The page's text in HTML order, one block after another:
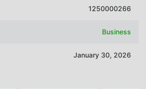
1250000266
Business
January 30, 2026